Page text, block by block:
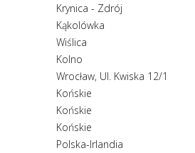
Krynica - Zdrój
Kąkolówka
Wiślica
Kolno
Wrocław, Ul. Kwiska 12/1
Końskie
Końskie
Końskie
Polska-Irlandia